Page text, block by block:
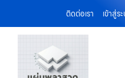
ติดต่อเรา เข้าสู่ร